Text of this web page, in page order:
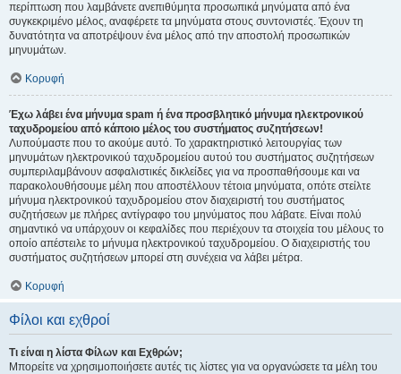
περίπτωση που λαμβάνετε ανεπιθύμητα προσωπικά μηνύματα από ένα
συγκεκριμένο μέλος, αναφέρετε τα μηνύματα στους συντονιστές. Έχουν τη
δυνατότητα να αποτρέψουν ένα μέλος από την αποστολή προσωπικών
μηνυμάτων.
Κορυφή
Έχω λάβει ένα μήνυμα spam ή ένα προσβλητικό μήνυμα ηλεκτρονικού
ταχυδρομείου από κάποιο μέλος του συστήματος συζητήσεων!
Λυπούμαστε που το ακούμε αυτό. Το χαρακτηριστικό λειτουργίας των
μηνυμάτων ηλεκτρονικού ταχυδρομείου αυτού του συστήματος συζητήσεων
συμπεριλαμβάνουν ασφαλιστικές δικλείδες για να προσπαθήσουμε και να
παρακολουθήσουμε μέλη που αποστέλλουν τέτοια μηνύματα, οπότε στείλτε
μήνυμα ηλεκτρονικού ταχυδρομείου στον διαχειριστή του συστήματος
συζητήσεων με πλήρες αντίγραφο του μηνύματος που λάβατε. Είναι πολύ
σημαντικό να υπάρχουν οι κεφαλίδες που περιέχουν τα στοιχεία του μέλους το
οποίο απέστειλε το μήνυμα ηλεκτρονικού ταχυδρομείου. Ο διαχειριστής του
συστήματος συζητήσεων μπορεί στη συνέχεια να λάβει μέτρα.
Κορυφή
Φίλοι και εχθροί
Τι είναι η λίστα Φίλων και Εχθρών;
Μπορείτε να χρησιμοποιήσετε αυτές τις λίστες για να οργανώσετε τα μέλη του